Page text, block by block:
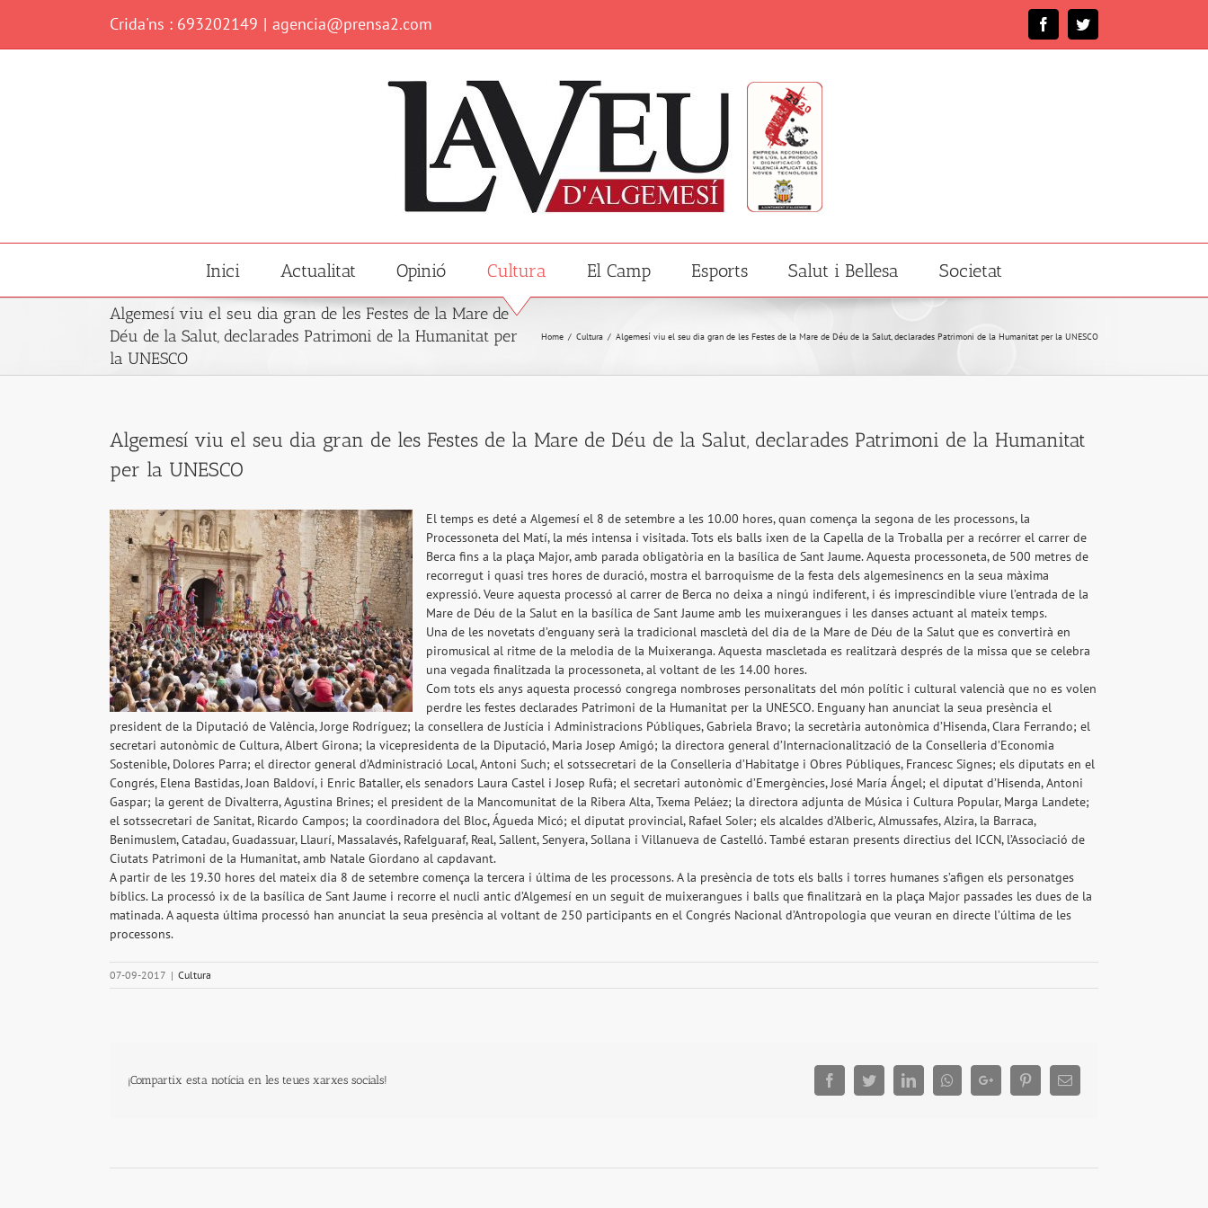
content
Crida'ns : 693202149 | agencia@prensa2.com FacebookTwitter
Inici Actualitat Opinió Cultura El Camp Esports Salut i Bellesa Societat
Algemesí viu el seu dia gran de les Festes de la Mare de
Déu de la Salut, declarades Patrimoni de la Humanitat per
la UNESCO
Home / Cultura / Algemesí viu el seu dia gran de les Festes de la Mare de Déu de la Salut, declarades Patrimoni de la Humanitat per la UNESCO
Algemesí viu el seu dia gran de les Festes de la Mare de Déu de la Salut, declarades Patrimoni de la Humanitat
per la UNESCO
El temps es deté a Algemesí el 8 de setembre a les 10.00 hores, quan comença la segona de les processons, la
Processoneta del Matí, la més intensa i visitada. Tots els balls ixen de la Capella de la Troballa per a recórrer el carrer de
Berca fins a la plaça Major, amb parada obligatòria en la basílica de Sant Jaume. Aquesta processoneta, de 500 metres de
recorregut i quasi tres hores de duració, mostra el barroquisme de la festa dels algemesinencs en la seua màxima
expressió. Veure aquesta processó al carrer de Berca no deixa a ningú indiferent, i és imprescindible viure l’entrada de la
Mare de Déu de la Salut en la basílica de Sant Jaume amb les muixerangues i les danses actuant al mateix temps.
Una de les novetats d’enguany serà la tradicional mascletà del dia de la Mare de Déu de la Salut que es convertirà en
piromusical al ritme de la melodia de la Muixeranga. Aquesta mascletada es realitzarà després de la missa que se celebra
una vegada finalitzada la processoneta, al voltant de les 14.00 hores.
Com tots els anys aquesta processó congrega nombroses personalitats del món polític i cultural valencià que no es volen
perdre les festes declarades Patrimoni de la Humanitat per la UNESCO. Enguany han anunciat la seua presència el
president de la Diputació de València, Jorge Rodríguez; la consellera de Justícia i Administracions Públiques, Gabriela Bravo; la secretària autonòmica d’Hisenda, Clara Ferrando; el
secretari autonòmic de Cultura, Albert Girona; la vicepresidenta de la Diputació, Maria Josep Amigó; la directora general d’Internacionalització de la Conselleria d’Economia
Sostenible, Dolores Parra; el director general d’Administració Local, Antoni Such; el sotssecretari de la Conselleria d’Habitatge i Obres Públiques, Francesc Signes; els diputats en el
Congrés, Elena Bastidas, Joan Baldoví, i Enric Bataller, els senadors Laura Castel i Josep Rufà; el secretari autonòmic d’Emergències, José María Ángel; el diputat d’Hisenda, Antoni
Gaspar; la gerent de Divalterra, Agustina Brines; el president de la Mancomunitat de la Ribera Alta, Txema Peláez; la directora adjunta de Música i Cultura Popular, Marga Landete;
el sotssecretari de Sanitat, Ricardo Campos; la coordinadora del Bloc, Águeda Micó; el diputat provincial, Rafael Soler; els alcaldes d’Alberic, Almussafes, Alzira, la Barraca,
Benimuslem, Catadau, Guadassuar, Llaurí, Massalavés, Rafelguaraf, Real, Sallent, Senyera, Sollana i Villanueva de Castelló. També estaran presents directius del ICCN, l’Associació de
Ciutats Patrimoni de la Humanitat, amb Natale Giordano al capdavant.
A partir de les 19.30 hores del mateix dia 8 de setembre comença la tercera i última de les processons. A la presència de tots els balls i torres humanes s’afigen els personatges
bíblics. La processó ix de la basílica de Sant Jaume i recorre el nucli antic d’Algemesí en un seguit de muixerangues i balls que finalitzarà en la plaça Major passades les dues de la
matinada. A aquesta última processó han anunciat la seua presència al voltant de 250 participants en el Congrés Nacional d’Antropologia que veuran en directe l’última de les
processons.
07-09-2017 | Cultura
¡Compartix esta notícia en les teues xarxes socials! FacebookTwitterLinkedInWhatsappGoogle+ PinterestEmail